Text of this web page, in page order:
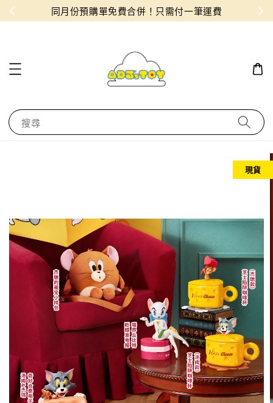
！ 同月份預購單免費合併！只需付一筆運費
搜尋
現貨